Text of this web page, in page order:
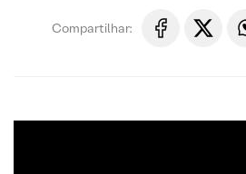
Compartilhar: